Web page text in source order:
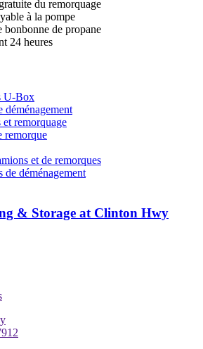
du remorquage
à la pompe
bonbonne de propane
24 heures
U-Box
déménagement
et remorquage
remorque
et de remorques
de déménagement
& Storage at Clinton Hwy